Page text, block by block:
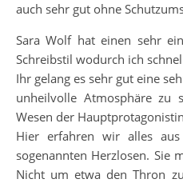
auch sehr gut ohne
Sara Wolf hat einen sehr
Schreibstil wodurch ich
Ihr gelang es sehr gut eine
unheilvolle Atmosphäre zu
Wesen der
Hier erfahren wir alles
sogenannten Herzlosen. Sie
Nicht um etwa den Thron